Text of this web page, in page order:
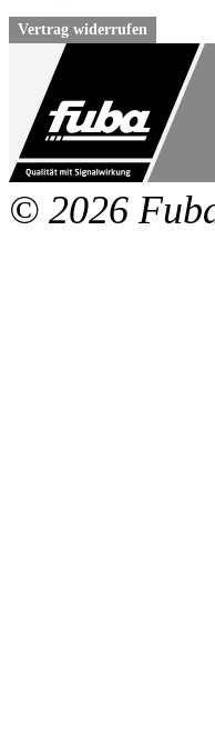
Vertrag widerrufen
© 2026